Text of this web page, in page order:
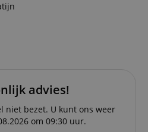
advies!
niet bezet. U kunt ons weer
om 09:30 uur.